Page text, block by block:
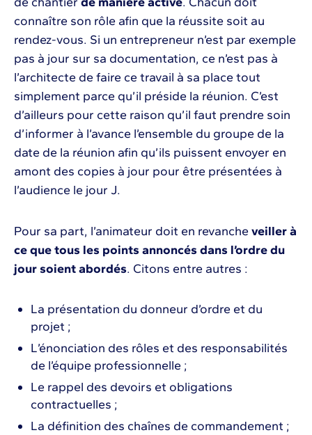
connaître son rôle afin que la réussite soit au
rendez-vous. Si un entrepreneur n’est par exemple
pas à jour sur sa documentation, ce n’est pas à
l’architecte de faire ce travail à sa place tout
simplement parce qu’il préside la réunion. C’est
d’ailleurs pour cette raison qu’il faut prendre soin
d’informer à l’avance l’ensemble du groupe de la
date de la réunion afin qu’ils puissent envoyer en
amont des copies à jour pour être présentées à
l’audience le jour J.
Pour sa part, l’animateur doit en revanche veiller à
ce que tous les points annoncés dans l’ordre du
jour soient abordés. Citons entre autres :
La présentation du donneur d’ordre et du
projet ;
L’énonciation des rôles et des responsabilités
de l’équipe professionnelle ;
Le rappel des devoirs et obligations
contractuelles ;
La définition des chaînes de commandement ;